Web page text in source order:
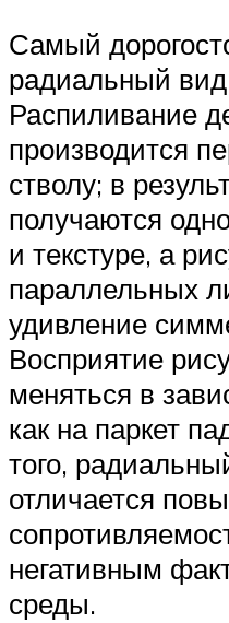
Самый
радиальный
Распиливание
производится
стволу; в
получаются
и текстуре, а
параллельных
удивление
Восприятие
меняться в
как на паркет
того,
отличается
негативным
среды.